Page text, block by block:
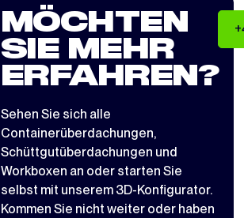
MÖCHTEN
SIE MEHR
ERFAHREN?
Sehen Sie sich alle
Containerüberdachungen,
Schüttgutüberdachungen und
Workboxen an oder starten Sie
selbst mit unserem 3D-Konfigurator.
Kommen Sie nicht weiter oder haben